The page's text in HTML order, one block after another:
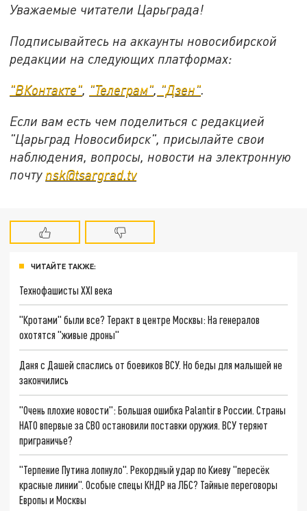
Уважаемые читатели Царьграда!
Подписывайтесь на аккаунты новосибирской
редакции на следующих платформах:
"ВКонтакте", "Телеграм", "Дзен".
Если вам есть чем поделиться с редакцией
"Царьград Новосибирск", присылайте свои
наблюдения, вопросы, новости на электронную
почту nsk@tsargrad.tv
ЧИТАЙТЕ ТАКЖЕ:
Технофашисты XXI века
"Кротами" были все? Теракт в центре Москвы: На генералов
охотятся "живые дроны"
Даня с Дашей спаслись от боевиков ВСУ. Но беды для малышей не
закончились
"Очень плохие новости": Большая ошибка Palantir в России. Страны
НАТО впервые за СВО остановили поставки оружия. ВСУ теряют
приграничье?
"Терпение Путина лопнуло". Рекордный удар по Киеву "пересёк
красные линии". Особые спецы КНДР на ЛБС? Тайные переговоры
Европы и Москвы